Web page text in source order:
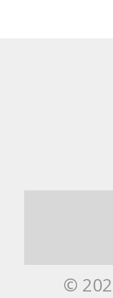
©